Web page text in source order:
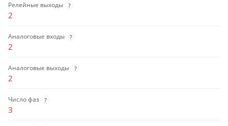
Релейные выходы ?
2
Аналоговые входы ?
2
Аналоговые выходы ?
2
Число фаз ?
3